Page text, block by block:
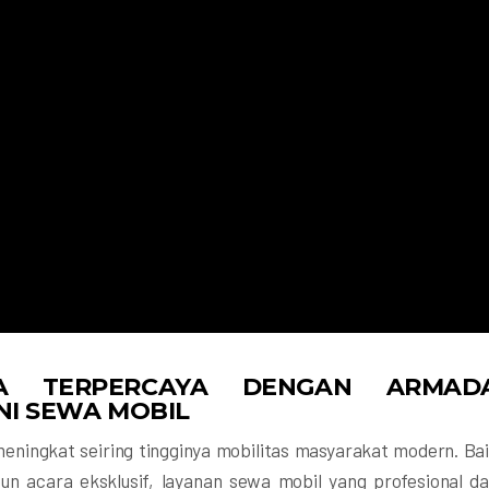
TERPERCAYA DENGAN
SEWA MOBIL
seiring tingginya mobilitas masyarakat modern.
acara eksklusif, layanan sewa mobil yang profesional